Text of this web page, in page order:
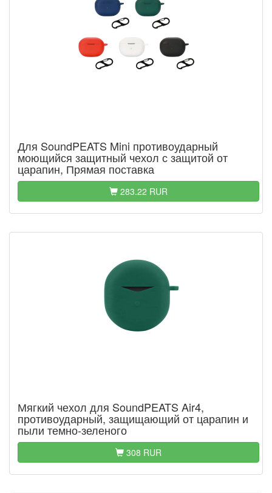
Для SoundPEATS Mini противоударный
моющийся защитный чехол с защитой от
царапин, Прямая поставка
283.22 RUR
Мягкий чехол для SoundPEATS Air4,
противоударный, защищающий от царапин и
пыли темно-зеленого
308 RUR